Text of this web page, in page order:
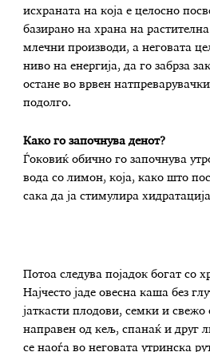
исхраната на која е целосно
базирано на храна на
млечни производи, а неговата
ниво на енергија, да го забрза
остане во врвен
подолго.
Како го започнува денот?
Ѓоковиќ обично го започнува
вода со лимон, која, како што
сака да ја стимулира
Потоа следува појадок богат со
Најчесто јаде овесна каша без
јаткасти плодови, семки и свежо
направен од кељ, спанаќ и друг
се наоѓа во неговата утринска